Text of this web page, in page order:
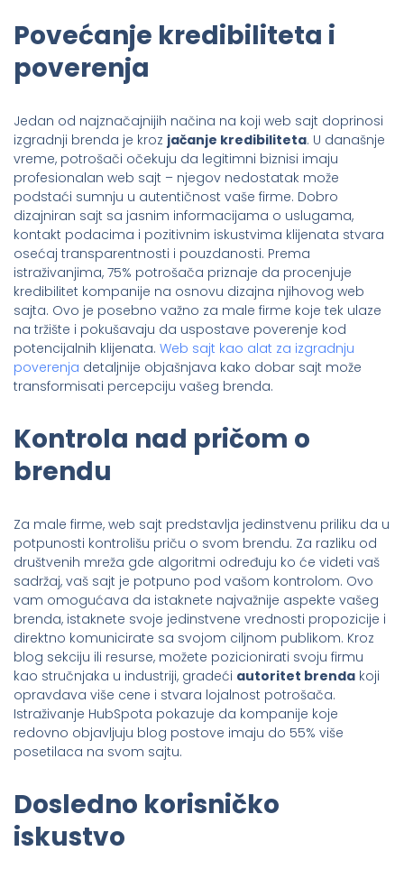
Povećanje kredibiliteta i
poverenja
Jedan od najznačajnijih načina na koji web sajt doprinosi
izgradnji brenda je kroz jačanje kredibiliteta. U današnje
vreme, potrošači očekuju da legitimni biznisi imaju
profesionalan web sajt – njegov nedostatak može
podstaći sumnju u autentičnost vaše firme. Dobro
dizajniran sajt sa jasnim informacijama o uslugama,
kontakt podacima i pozitivnim iskustvima klijenata stvara
osećaj transparentnosti i pouzdanosti. Prema
istraživanjima, 75% potrošača priznaje da procenjuje
kredibilitet kompanije na osnovu dizajna njihovog web
sajta. Ovo je posebno važno za male firme koje tek ulaze
na tržište i pokušavaju da uspostave poverenje kod
potencijalnih klijenata. Web sajt kao alat za izgradnju
poverenja detaljnije objašnjava kako dobar sajt može
transformisati percepciju vašeg brenda.
Kontrola nad pričom o
brendu
Za male firme, web sajt predstavlja jedinstvenu priliku da u
potpunosti kontrolišu priču o svom brendu. Za razliku od
društvenih mreža gde algoritmi određuju ko će videti vaš
sadržaj, vaš sajt je potpuno pod vašom kontrolom. Ovo
vam omogućava da istaknete najvažnije aspekte vašeg
brenda, istaknete svoje jedinstvene vrednosti propozicije i
direktno komunicirate sa svojom ciljnom publikom. Kroz
blog sekciju ili resurse, možete pozicionirati svoju firmu
kao stručnjaka u industriji, gradeći autoritet brenda koji
opravdava više cene i stvara lojalnost potrošača.
Istraživanje HubSpota pokazuje da kompanije koje
redovno objavljuju blog postove imaju do 55% više
posetilaca na svom sajtu.
Dosledno korisničko
iskustvo